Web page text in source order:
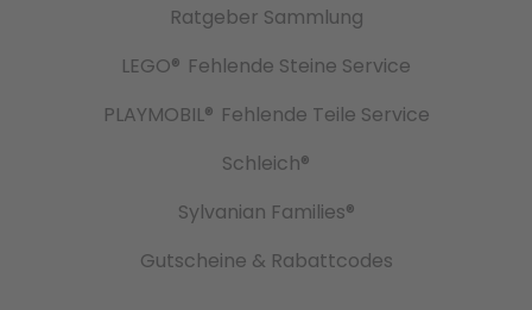
Ratgeber Sammlung
LEGO® Fehlende Steine Service
PLAYMOBIL® Fehlende Teile Service
Schleich®
Sylvanian Families®
Gutscheine & Rabattcodes